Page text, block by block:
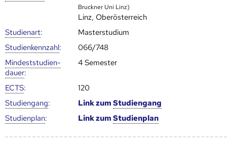
Bruckner Uni Linz)
Linz, Oberösterreich
Studienart:
Masterstudium
Studien­kenn­zahl:
066/748
Mindest­studien­
dauer:
4 Semester
ECTS:
120
Studien­gang: Link zumStudien­gang
Studien­plan: Link zumStudien­plan